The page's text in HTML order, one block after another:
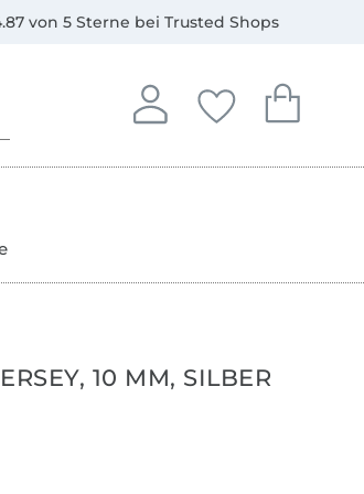
von 5 Sterne bei Trusted Shops
Anmelden
In deinem Konto
Deine
Du hast keine
Dein
Du hast
10 MM, SILBER